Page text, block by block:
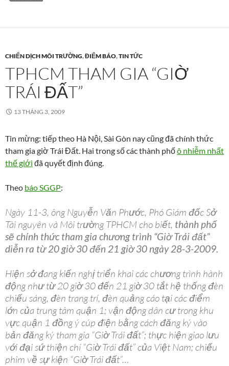
CHIẾN DỊCH MÔI TRƯỜNG,ĐIỂM BÁO,TIN TỨC
TPHCM THAM GIA “GIỜ
TRÁI ĐẤT”
13 THÁNG 3, 2009
Tin mừng: tiếp theo Hà Nội, Sài Gòn nay cũng đã chính thức
tham gia giờ Trái Đất. Hai trong số các thành phốô nhiễm nhất
thế giới đã quyết định đúng.
Theo báo SGGP:
Ngày 11-3, ông Nguyễn Văn Phước, Phó Giám đốc Sở
Tài nguyên và Môi trường TPHCM cho biết, thành phố
sẽ chính thức tham gia chương trình “Giờ Trái đất”
diễn ra từ 20 giờ 30 đến 21 giờ 30 ngày 28-3-2009.
Hiện sở đang kiến nghị triển khai các chương trình hành
động như từ 20 giờ 30 đến 21 giờ 30 tắt hệ thống đèn
chiếu sáng, đèn trang trí, đèn quảng cáo tại các điểm
lớn của trung tâm quận 1; vận động dân cư trong khu
vực quận 1 đồng ý cúp điện bằng cách đăng ký vào
bản đăng ký tham gia “Giờ Trái đất”; thực hiện giao lưu
với đại sứ thiện chí “Giờ Trái đất” của Việt Nam; chiếu
phim về sự kiện “Giờ Trái đất”…